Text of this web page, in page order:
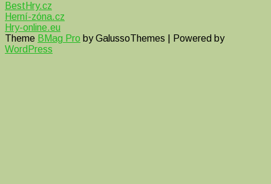
BestHry.cz
Herní-zóna.cz
Hry-online.eu
Theme BMag Pro by GalussoThemes | Powered by
WordPress